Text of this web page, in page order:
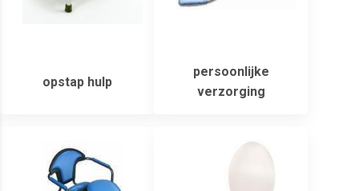
opstap hulp
persoonlijke
verzorging